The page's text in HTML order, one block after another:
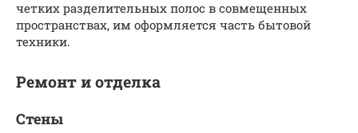
четких разделительных полос в совмещенных
пространствах, им оформляется часть бытовой
техники.
Ремонт и отделка
Стены